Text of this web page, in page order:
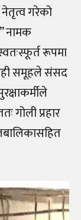
गरेको
नामक
रूपमा
समूहले संसद
गोली प्रहार